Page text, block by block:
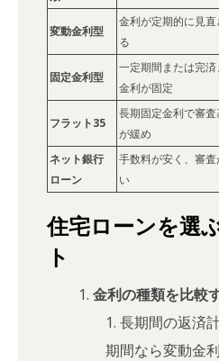
変動金利型
金利が定期的に見
る
固定金利型
一定期間または完
金利が固定
フラット35
長期固定金利で審
が緩め
ネット銀行
ローン
手数料が安く、審
い
住宅ローンを選
ト
金利の種類を比較
長期間の返済
期間なら変動金